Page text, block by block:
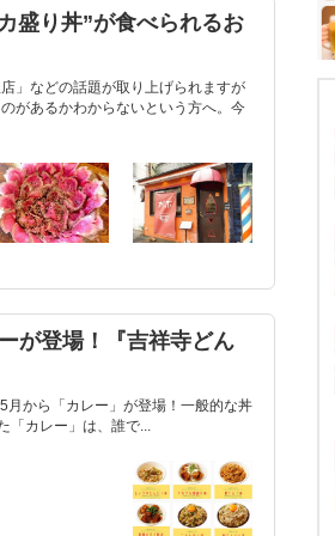
盛り丼”が食べられるお
」などの話題が取り上げられますが
があるかわからないという方へ。今
が登場！『吉祥寺どん
から「カレー」が登場！一般的な丼
カレー」は、誰で...